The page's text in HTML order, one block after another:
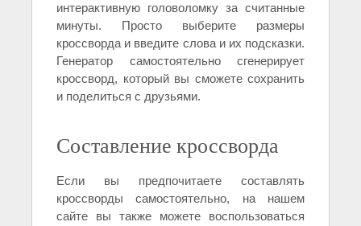
интерактивную головоломку за считанные
минуты. Просто выберите размеры
кроссворда и введите слова и их подсказки.
Генератор самостоятельно сгенерирует
кроссворд, который вы сможете сохранить
и поделиться с друзьями.
Составление кроссворда
Если вы предпочитаете составлять
кроссворды самостоятельно, на нашем
сайте вы также можете воспользоваться